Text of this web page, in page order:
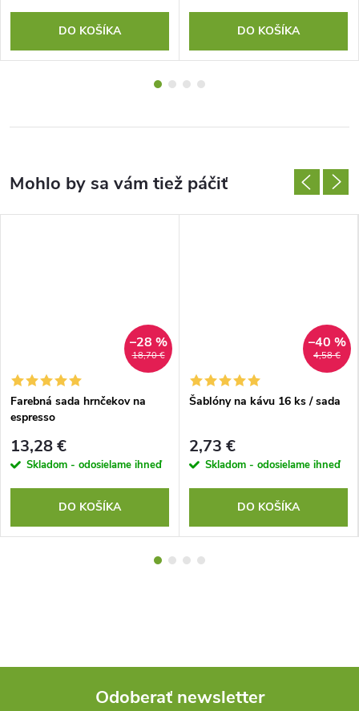
DO KOŠÍKA DO KOŠÍKA
18,70 €
–28 %
Farebná sada hrnčekov na
espresso
13,28 €
Skladom - odosielame ihneď
DO KOŠÍKA
4,58 €
–40 %
Šablóny na kávu 16 ks / sada
2,73 €
Skladom - odosielame ihneď
DO KOŠÍKA
Odoberať newsletter